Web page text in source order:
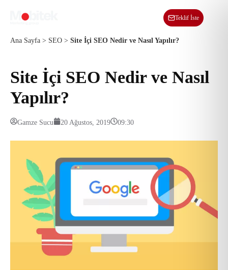
Teklif İste
Ana Sayfa > SEO > Site İçi SEO Nedir ve Nasıl Yapılır?
Site İçi SEO Nedir ve Nasıl
Yapılır?
Gamze Sucu 20 Ağustos, 2019 09:30